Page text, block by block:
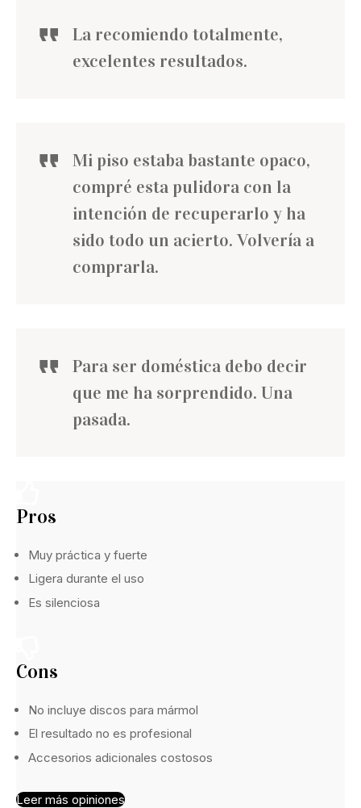
La recomiendo totalmente,
excelentes resultados.
Mi piso estaba bastante opaco,
compré esta pulidora con la
intención de recuperarlo y ha
sido todo un acierto. Volvería a
comprarla.
Para ser doméstica debo decir
que me ha sorprendido. Una
pasada.
Pros
Muy práctica y fuerte
Ligera durante el uso
Es silenciosa
Cons
No incluye discos para mármol
El resultado no es profesional
Accesorios adicionales costosos
Leer más opiniones